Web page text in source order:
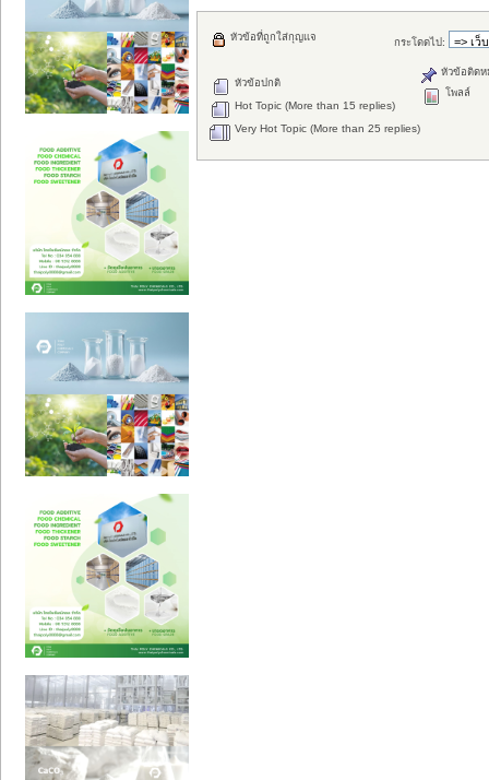
กระโดดไป:
หัวข้อปกติ
Hot Topic (More than 15 replies)
Very Hot Topic (More than 25 replies)
หัวข้อที่ถูกใส่กุญแจ
หัวข้อติดห
โพลล์